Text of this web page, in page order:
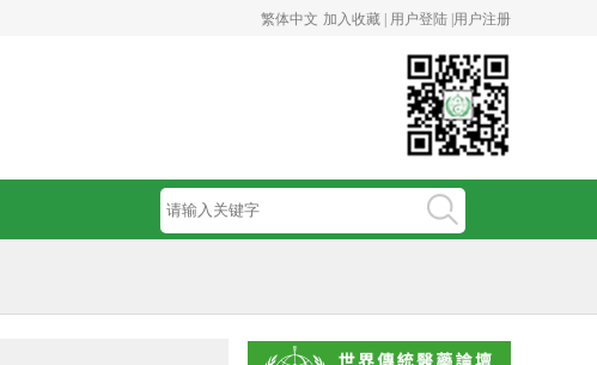
繁体中文 加入收藏 | 用户登陆 | 用户注册